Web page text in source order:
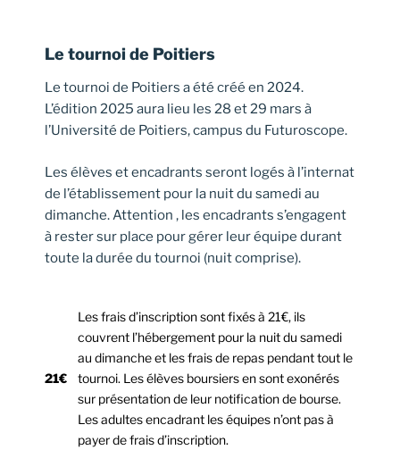
Le tournoi de Poitiers
Le tournoi de Poitiers a été créé en 2024.
L’édition 2025 aura lieu les 28 et 29 mars à
l’Université de Poitiers, campus du Futuroscope.
Les élèves et encadrants seront logés à l’internat
de l’établissement pour la nuit du samedi au
dimanche. Attention , les encadrants s’engagent
à rester sur place pour gérer leur équipe durant
toute la durée du tournoi (nuit comprise).
21€
Les frais d’inscription sont fixés à 21€, ils
couvrent l’hébergement pour la nuit du samedi
au dimanche et les frais de repas pendant tout le
tournoi. Les élèves boursiers en sont exonérés
sur présentation de leur notification de bourse.
Les adultes encadrant les équipes n’ont pas à
payer de frais d’inscription.